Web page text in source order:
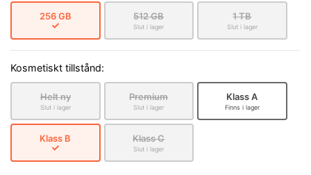
256 GB 512 GB
Slut i lager
1 TB
Slut i lager
Kosmetiskt tillstånd:
Helt ny
Slut i lager
Premium
Slut i lager
Klass A
Finns i lager
Klass B Klass C
Slut i lager